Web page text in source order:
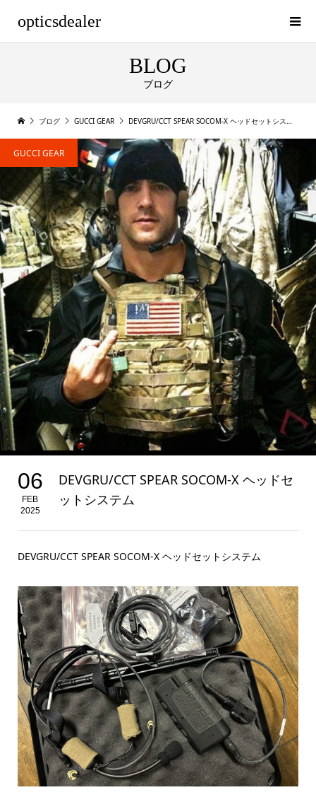
opticsdealer
BLOG
ブログ
ブログ GUCCI GEAR DEVGRU/CCT SPEAR SOCOM-X ヘッドセットシステム
GUCCI GEAR
06
FEB
2025
DEVGRU/CCT SPEAR SOCOM-X ヘッドセ
ットシステム
DEVGRU/CCT SPEAR SOCOM-X ヘッドセットシステム